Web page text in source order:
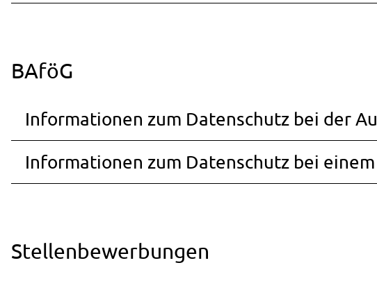
BAföG
Informationen zum Datenschutz bei der
Informationen zum Datenschutz bei
Stellenbewerbungen